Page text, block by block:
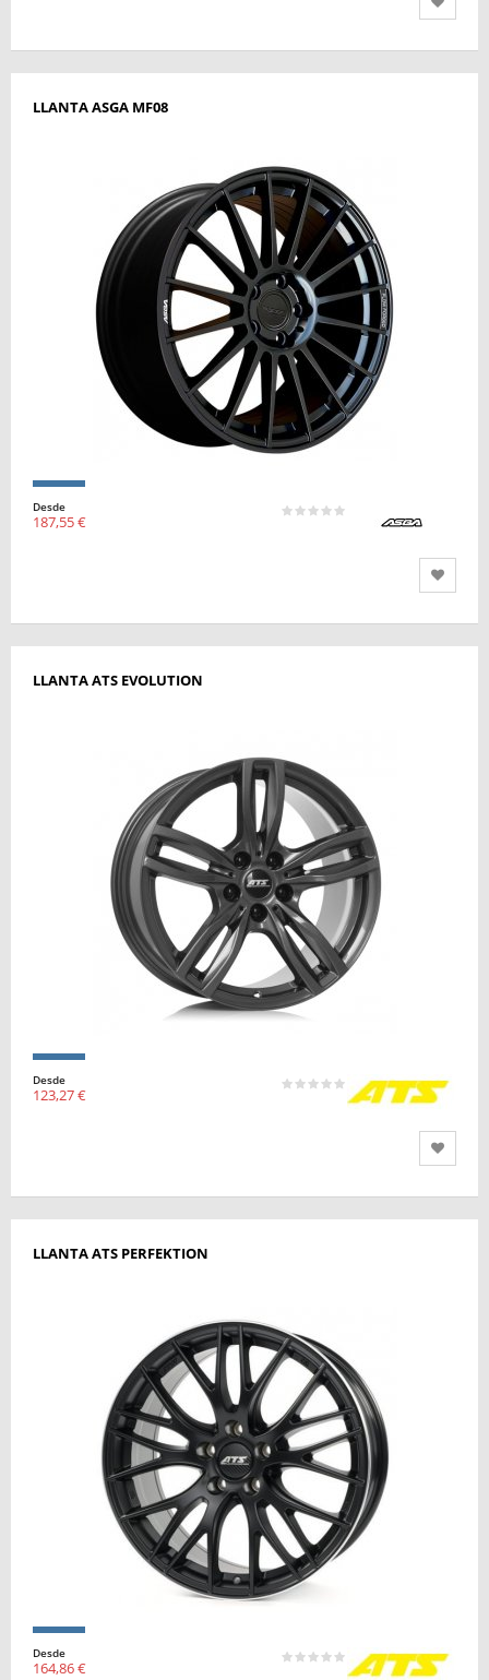
LLANTA ASGA MF08
Desde
187,55 €
LLANTA ATS EVOLUTION
Desde
123,27 €
LLANTA ATS PERFEKTION
Desde
164,86 €